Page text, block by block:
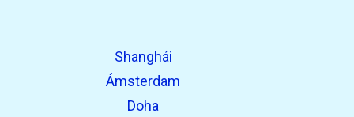
Shanghái
Ámsterdam
Doha